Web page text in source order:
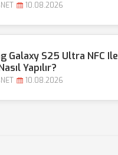
10.08.2026
Galaxy S25 Ultra NFC Ile
Yapılır?
10.08.2026